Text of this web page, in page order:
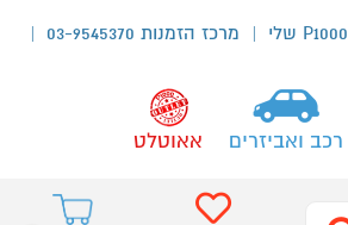
P1000 שלי מרכז הזמנות 03-9545370
רכב ואביזרים אאוטלט